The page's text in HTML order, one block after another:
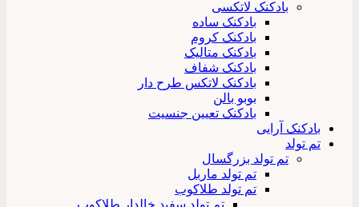
بادکنک لاتکسی
بادکنک ساده
بادکنک کروم
بادکنک متالیک
بادکنک شفاف
بادکنک لاتکس طرح دار
بوبو بالن
بادکنک تعیین جنسیت
بادکنک آرایی
تم تولد
تم تولد بزرگسال
تم تولد ماربل
تم تولد طلاکوب
تم تولد سفید خالدار طلاکوب